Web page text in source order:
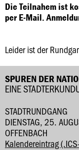
Die Teilnahem ist
per E-Mail.
Leider ist der
SPUREN DER
EINE
STADTRUNDGANG
DIENSTAG, 25.
OFFENBACH
Kalendereintrag